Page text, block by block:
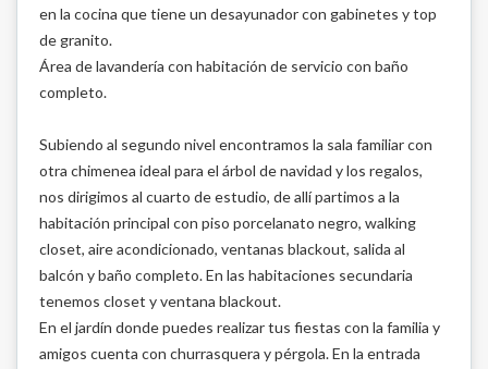
en la cocina que tiene un desayunador con gabinetes y top
de granito.
Área de lavandería con habitación de servicio con baño
completo.
Subiendo al segundo nivel encontramos la sala familiar con
otra chimenea ideal para el árbol de navidad y los regalos,
nos dirigimos al cuarto de estudio, de allí partimos a la
habitación principal con piso porcelanato negro, walking
closet, aire acondicionado, ventanas blackout, salida al
balcón y baño completo. En las habitaciones secundaria
tenemos closet y ventana blackout.
En el jardín donde puedes realizar tus fiestas con la familia y
amigos cuenta con churrasquera y pérgola. En la entrada